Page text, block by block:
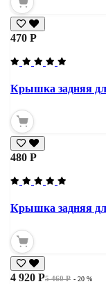
470 Р
Крышка задняя
480 Р
Крышка задняя
5 460 Р
4 920 Р - 20 %